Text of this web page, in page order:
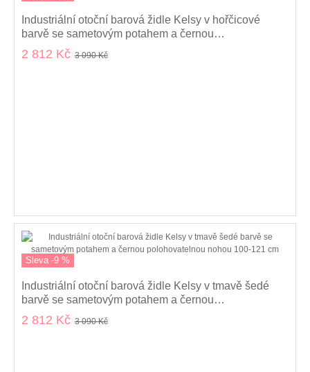
Industriální otoční barová židle Kelsy v hořčicové
barvě se sametovým potahem a černou
polohovatelnou nohou 100-121 cm
2 812 Kč 3 090 Kč
Sleva -9 %
Industriální otoční barová židle Kelsy v tmavě šedé
barvě se sametovým potahem a černou
polohovatelnou nohou 100-121 cm
2 812 Kč 3 090 Kč